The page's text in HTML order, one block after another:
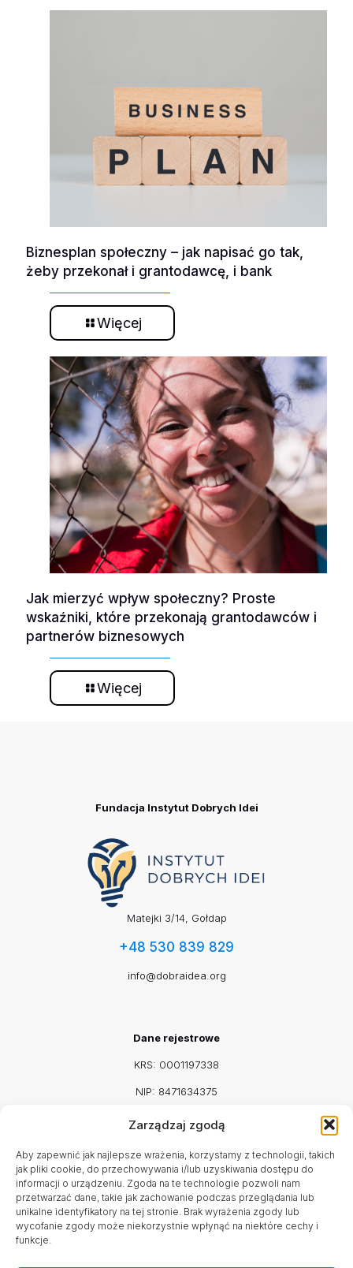
Zarządzaj zgodą
Aby zapewnić jak najlepsze wrażenia, korzystamy z technologii, takich
jak pliki cookie, do przechowywania i/lub uzyskiwania dostępu do
informacji o urządzeniu. Zgoda na te technologie pozwoli nam
przetwarzać dane, takie jak zachowanie podczas przeglądania lub
unikalne identyfikatory na tej stronie. Brak wyrażenia zgody lub
wycofanie zgody może niekorzystnie wpłynąć na niektóre cechy i
funkcje.
Biznesplan społeczny – jak napisać go tak,
żeby przekonał i grantodawcę, i bank
Więcej
Jak mierzyć wpływ społeczny? Proste
wskaźniki, które przekonają grantodawców i
partnerów biznesowych
Więcej
Fundacja Instytut Dobrych Idei
Matejki 3/14, Gołdap
+48 530 839 829
info@dobraidea.org
Dane rejestrowe
KRS: 0001197338
NIP: 8471634375
REGON: 542917115
Facebook
Mail
Godziny pracy
9:00 - 16:00